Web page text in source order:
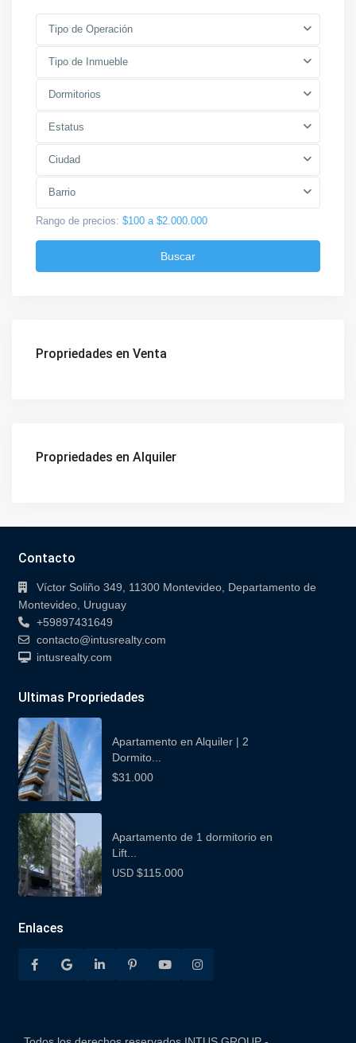
Tipo de Operación
Tipo de Inmueble
Dormitorios
Estatus
Ciudad
Barrio
Rango de precios: $100 a $2.000.000
Buscar
Propriedades en Venta
Propriedades en Alquiler
Contacto
Víctor Soliño 349, 11300 Montevideo, Departamento de
Montevideo, Uruguay
+59897431649
contacto@intusrealty.com
intusrealty.com
Ultimas Propriedades
Apartamento en Alquiler | 2
Dormito...
$31.000
Apartamento de 1 dormitorio en
Lift...
USD$115.000
Enlaces